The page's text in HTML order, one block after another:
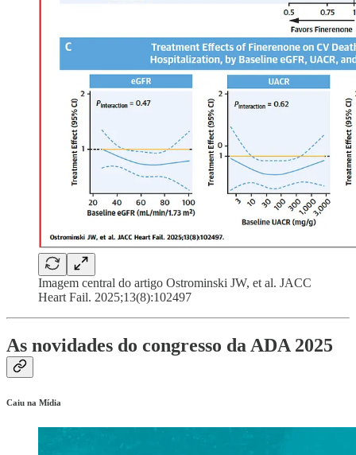
Imagem central do artigo Ostrominski JW, et al. JACC
Heart Fail. 2025;13(8):102497
As novidades do congresso da ADA 2025
Caiu na Mídia